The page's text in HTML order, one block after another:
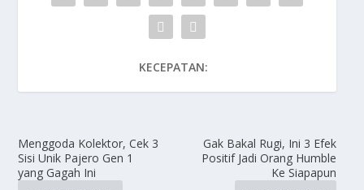
KECEPATAN:
Menggoda Kolektor, Cek 3
Sisi Unik Pajero Gen 1
yang Gagah Ini
Gak Bakal Rugi, Ini 3 Efek
Positif Jadi Orang Humble
Ke Siapapun